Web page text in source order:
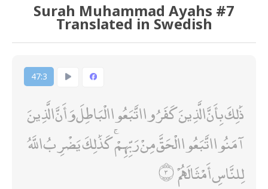
Surah Muhammad Ayahs #7
Translated in Swedish
47:3
ذَٰلِكَ بِأَنَّ الَّذِينَ كَفَرُوا اتَّبَعُوا الْبَاطِلَ وَأَنَّ الَّذِينَ
آمَنُوا اتَّبَعُوا الْحَقَّ مِنْ رَبِّهِمْ ۚ كَذَٰلِكَ يَضْرِبُ اللَّهُ
لِلنَّاسِ أَمْثَالَهُمْ